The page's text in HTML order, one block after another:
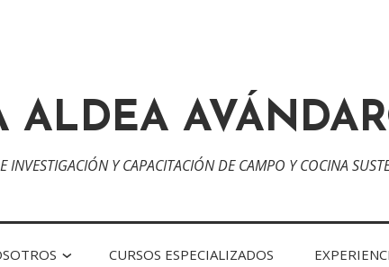
ALDEA
INVESTIGACIÓN Y CAPACITACIÓN DE CAMPO Y COCINA
CURSOS ESPECIALIZADOS